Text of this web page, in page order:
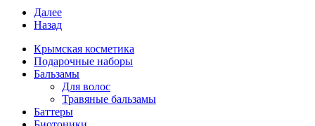
Далее
Назад
Крымская косметика
Подарочные наборы
Бальзамы
Для волос
Травяные бальзамы
Баттеры